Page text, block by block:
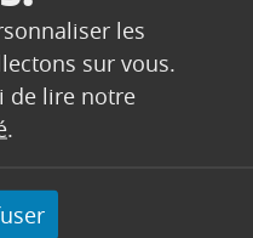
les
sur vous.
de lire notre
.
ans
une semaine
créative
Classique,